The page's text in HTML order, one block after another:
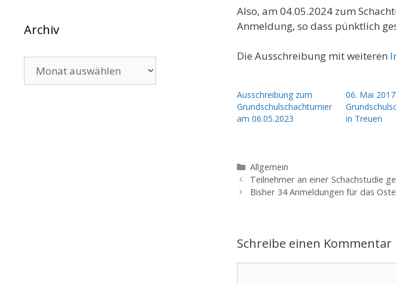
Also, am 04.05.2024 zum
Anmeldung, so dass pünktlich
Die Ausschreibung mit weiteren
Ausschreibung zum
Grundschulschachturnier
am 06.05.2023
06. Mai
in Treuen
Kategorien
Allgemein
Teilnehmer an einer Schachstudie
Bisher 34 Anmeldungen für das
Schreibe einen Kommentar
Archiv